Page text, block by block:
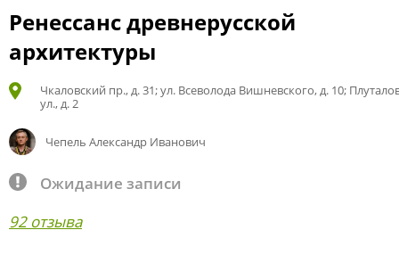
Ренессанс древнерусской
архитектуры
Чкаловский пр., д. 31; ул. Всеволода Вишневского, д. 10;
ул., д. 2
Чепель Александр Иванович
Ожидание записи
92 отзыва